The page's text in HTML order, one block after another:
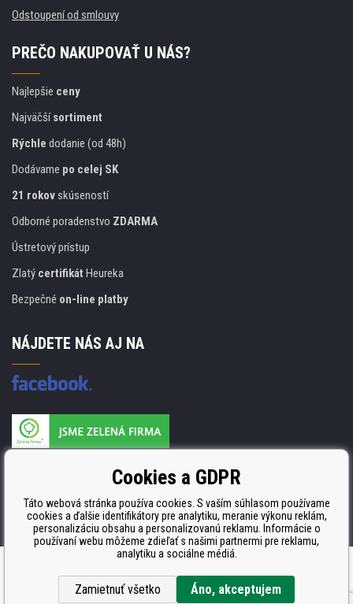
Odstoupení od smlouvy
PREČO NAKUPOVAŤ U NÁS?
Najlepšie ceny
Najväčšísortiment
Rýchle dodanie (od 48h)
Dodávame po celej SK
21 rokovskúseností
Odborné poradenstvo ZDARMA
Ústretový prístup
Zlatý certifikát Heureka
Bezpečné on-line platby
NÁJDETE NÁS AJ NA
ISO 9001, ISO 14001 a STMC.
Ecommerce solutionsBINARGON.cz
Cookies a GDPR
Táto webová stránka používa cookies. S vaším súhlasom používame
cookies a ďalšie identifikátory pre analytiku, meranie výkonu reklám,
personalizáciu obsahu a personalizovanú reklamu. Informácie o
používaní webu môžeme zdieľať s našimi partnermi pre reklamu,
analytiku a sociálne médiá.
Zamietnuť všetko Áno, akceptujem